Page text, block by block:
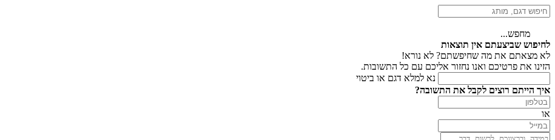
מחפש...
לחיפוש שביצעתם אין תוצאות
לא מצאתם את מה שחיפשתם? לא נורא!
הזינו את פרטיכם ואנו נחזור אליכם עם כל התשובות.
נא למלא דגם או ביטוי
איך הייתם רוצים לקבל את התשובה?
או